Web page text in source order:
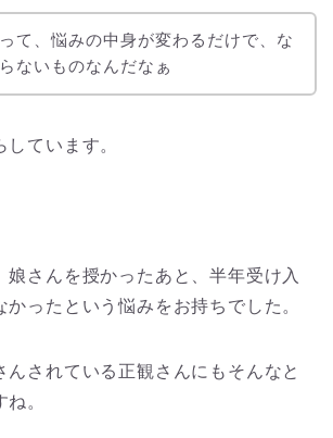
て、悩みの中身が変わるだけで、な
ないものなんだなぁ
ています。
娘さんを授かったあと、半年受け入
ったという悩みをお持ちでした。
んされている正観さんにもそんなと
。